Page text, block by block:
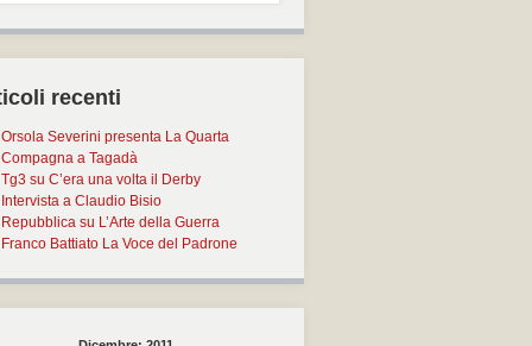
recenti
Orsola Severini presenta La Quarta
Compagna a Tagadà
Tg3 su C’era una volta il Derby
Intervista a Claudio Bisio
Repubblica su L’Arte della Guerra
Franco Battiato La Voce del Padrone